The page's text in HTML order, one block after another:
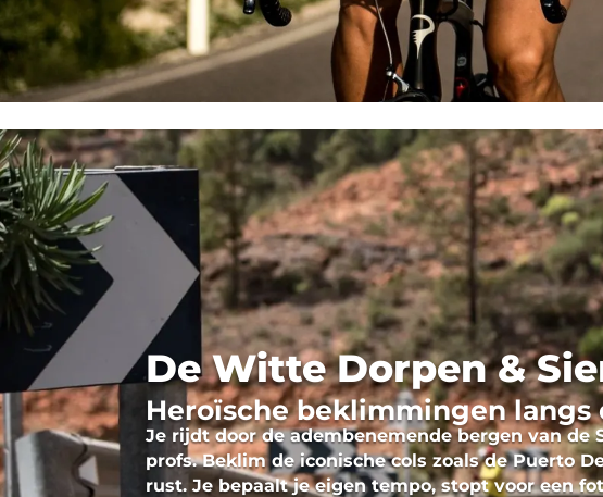
De Witte Dorpen &
Heroïsche beklimmingen langs
Je rijdt door de adembenemende bergen van de
profs. Beklim de iconische cols zoals de Puerto
rust. Je bepaalt je eigen tempo, stopt voor een